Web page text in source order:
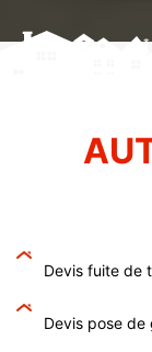
Devis fuite de
Devis pose de